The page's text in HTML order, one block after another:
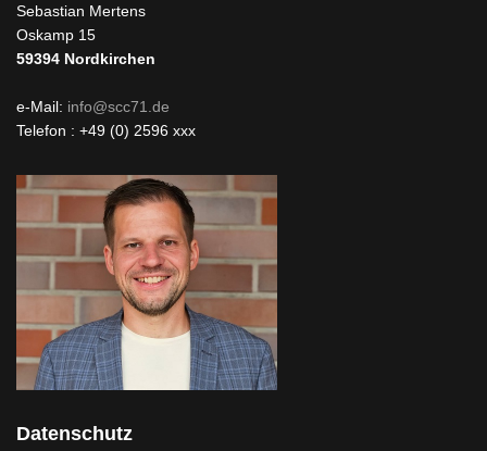
Sebastian Mertens
Oskamp 15
59394 Nordkirchen
e-Mail: info@scc71.de
Telefon : +49 (0) 2596 xxx
Datenschutz